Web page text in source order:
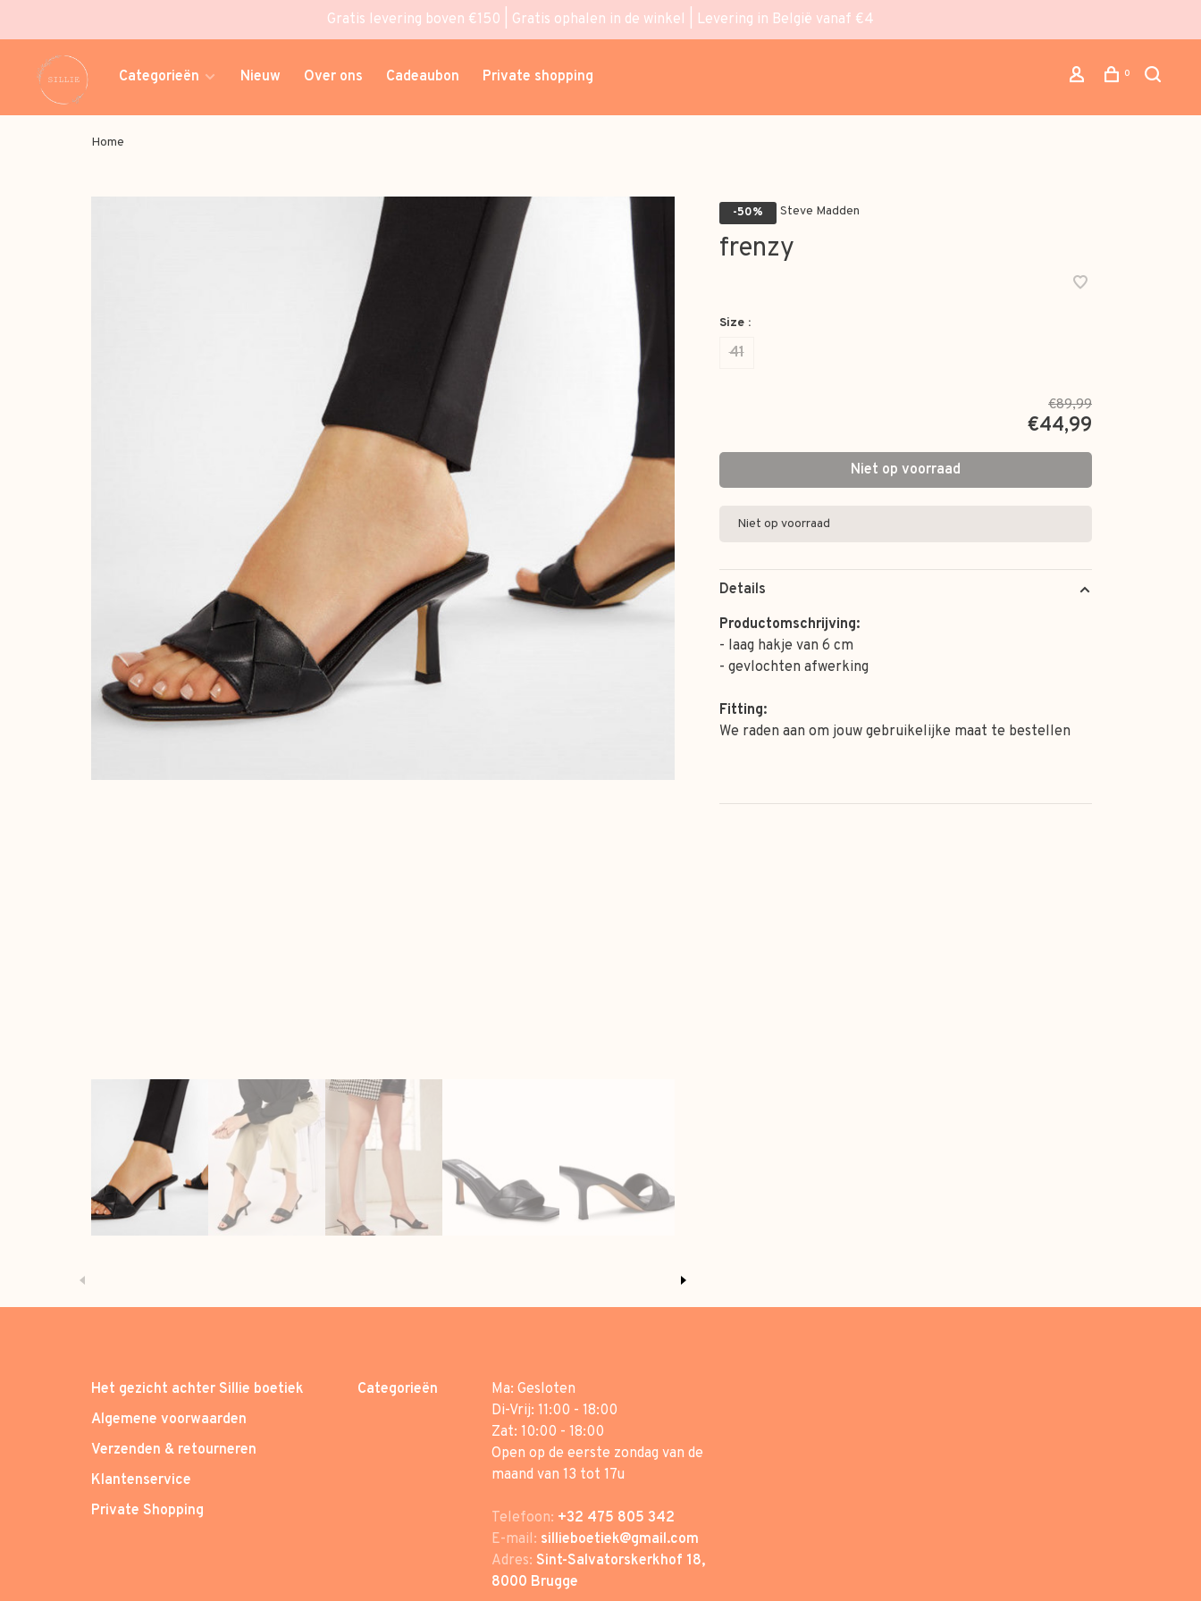
Gratis levering boven €150 | Gratis ophalen in de winkel | Levering in België vanaf €4
Categorieën Nieuw Over ons Cadeaubon Private shopping 0
Home
-50% Steve Madden
frenzy
Size :
41
€89,99
€44,99
Niet op voorraad
Niet op voorraad
Details
Productomschrijving:
- laag hakje van 6 cm
- gevlochten afwerking
Fitting:
We raden aan om jouw gebruikelijke maat te bestellen
Het gezicht achter Sillie boetiek
Algemene voorwaarden
Verzenden & retourneren
Klantenservice
Private Shopping
Categorieën
Ma: Gesloten
Di-Vrij: 11:00 - 18:00
Zat: 10:00 - 18:00
Open op de eerste zondag van de
maand van 13 tot 17u
Telefoon: +32 475 805 342
E-mail: sillieboetiek@gmail.com
Adres: Sint-Salvatorskerkhof 18,
8000 Brugge